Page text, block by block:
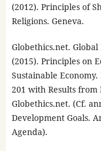
(2012). Principles of
Religions. Geneva.
Globethics.net.
(2015). Principles on
Sustainable
201 with Results from
Globethics.net. (Cf.
Development Goals.
Agenda).